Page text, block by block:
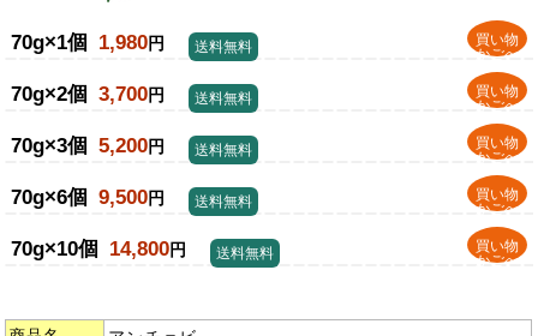
70g×1個 1,980円
買い物
かごへ
送料無料
70g×2個 3,700円
買い物
かごへ
送料無料
70g×3個 5,200円
買い物
かごへ
送料無料
70g×6個 9,500円
買い物
かごへ
送料無料
70g×10個 14,800円
買い物
かごへ
送料無料